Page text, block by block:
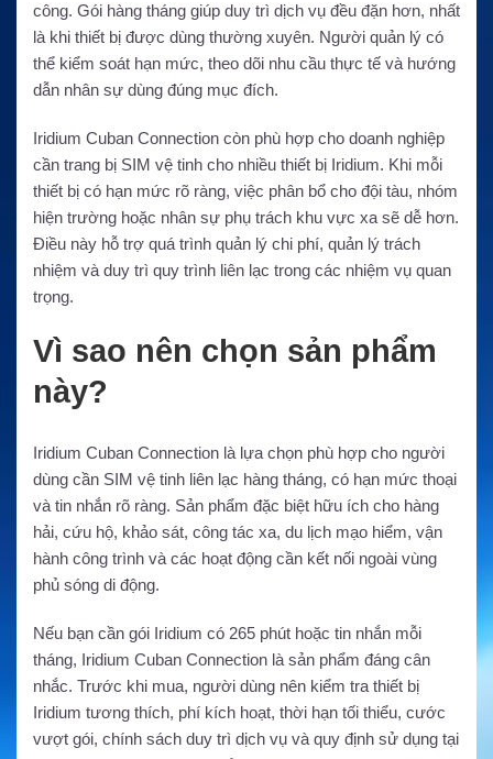
công. Gói hàng tháng giúp duy trì dịch vụ đều đặn hơn, nhất
là khi thiết bị được dùng thường xuyên. Người quản lý có
thể kiểm soát hạn mức, theo dõi nhu cầu thực tế và hướng
dẫn nhân sự dùng đúng mục đích.
Iridium Cuban Connection còn phù hợp cho doanh nghiệp
cần trang bị SIM vệ tinh cho nhiều thiết bị Iridium. Khi mỗi
thiết bị có hạn mức rõ ràng, việc phân bổ cho đội tàu, nhóm
hiện trường hoặc nhân sự phụ trách khu vực xa sẽ dễ hơn.
Điều này hỗ trợ quá trình quản lý chi phí, quản lý trách
nhiệm và duy trì quy trình liên lạc trong các nhiệm vụ quan
trọng.
Vì sao nên chọn sản phẩm
này?
Iridium Cuban Connection là lựa chọn phù hợp cho người
dùng cần SIM vệ tinh liên lạc hàng tháng, có hạn mức thoại
và tin nhắn rõ ràng. Sản phẩm đặc biệt hữu ích cho hàng
hải, cứu hộ, khảo sát, công tác xa, du lịch mạo hiểm, vận
hành công trình và các hoạt động cần kết nối ngoài vùng
phủ sóng di động.
Nếu bạn cần gói Iridium có 265 phút hoặc tin nhắn mỗi
tháng, Iridium Cuban Connection là sản phẩm đáng cân
nhắc. Trước khi mua, người dùng nên kiểm tra thiết bị
Iridium tương thích, phí kích hoạt, thời hạn tối thiểu, cước
vượt gói, chính sách duy trì dịch vụ và quy định sử dụng tại